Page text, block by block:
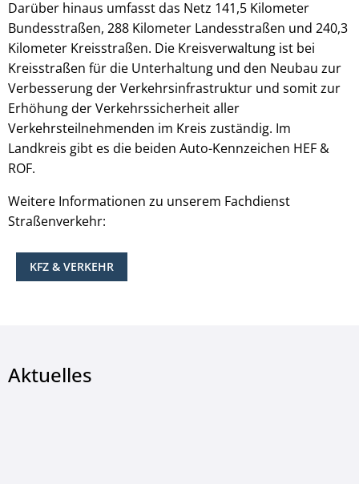
Darüber hinaus umfasst das Netz 141,5 Kilometer
Bundesstraßen, 288 Kilometer Landesstraßen und 240,3
Kilometer Kreisstraßen. Die Kreisverwaltung ist bei
Kreisstraßen für die Unterhaltung und den Neubau zur
Verbesserung der Verkehrsinfrastruktur und somit zur
Erhöhung der Verkehrssicherheit aller
Verkehrsteilnehmenden im Kreis zuständig. Im
Landkreis gibt es die beiden Auto-Kennzeichen HEF &
ROF.
Weitere Informationen zu unserem Fachdienst
Straßenverkehr:
KFZ & VERKEHR
Aktuelles